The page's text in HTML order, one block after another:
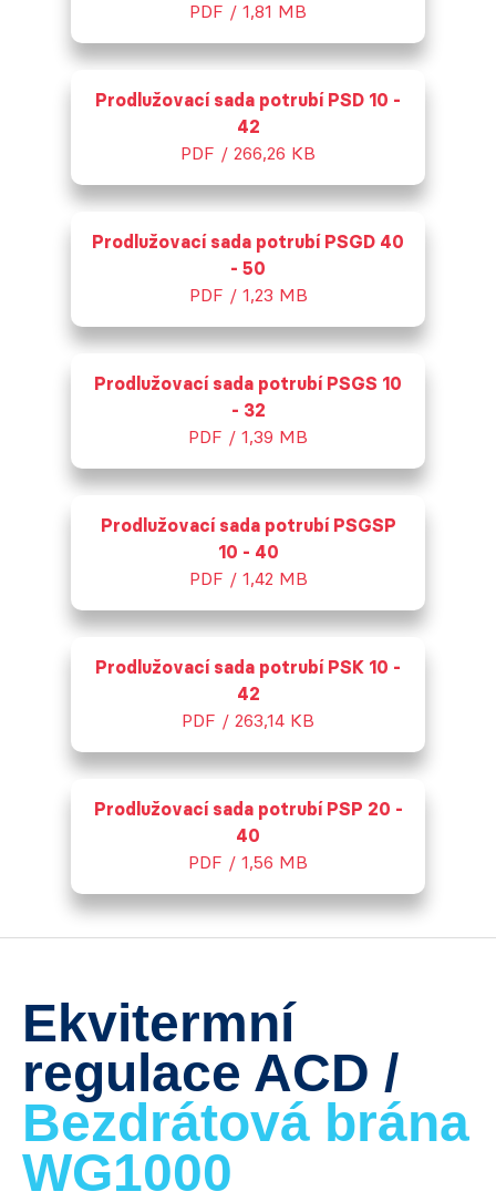
PDF / 1,81 MB
Prodlužovací sada potrubí PSD 10 -
42
PDF / 266,26 KB
Prodlužovací sada potrubí PSGD 40
- 50
PDF / 1,23 MB
Prodlužovací sada potrubí PSGS 10
- 32
PDF / 1,39 MB
Prodlužovací sada potrubí PSGSP
10 - 40
PDF / 1,42 MB
Prodlužovací sada potrubí PSK 10 -
42
PDF / 263,14 KB
Prodlužovací sada potrubí PSP 20 -
40
PDF / 1,56 MB
Ekvitermní
regulace ACD /
Bezdrátová brána
WG1000